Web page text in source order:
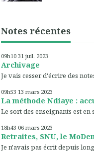
Notes récentes
09h10 31 juil. 2023
Archivage
Je vais cesser d'écrire des
09h53 13 mars 2023
La méthode Ndiaye :
Le sort des enseignants est
18h43 06 mars 2023
Retraites, SNU, le
Je n'avais pas écrit depuis